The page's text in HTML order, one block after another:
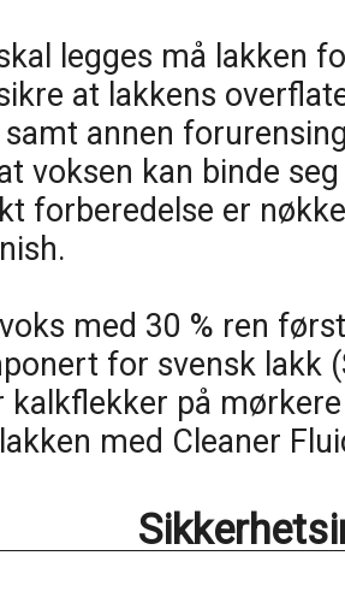
legges må lakken
at lakkens
annen
voksen kan binde
forberedelse er
med 30 % ren
for svensk lakk
kalkflekker på
med Cleaner